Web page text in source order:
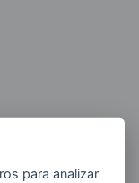
aplicada
para analizar